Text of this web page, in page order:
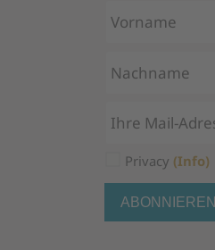
Privacy (Info)
ABONNIEREN